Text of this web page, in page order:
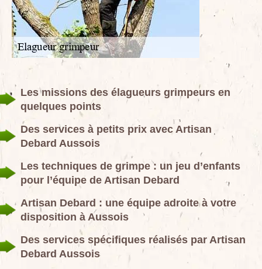
Les missions des élagueurs grimpeurs en
quelques points
Des services à petits prix avec Artisan
Debard Aussois
Les techniques de grimpe : un jeu d’enfants
pour l’équipe de Artisan Debard
Artisan Debard : une équipe adroite à votre
disposition à Aussois
Des services spécifiques réalisés par Artisan
Debard Aussois